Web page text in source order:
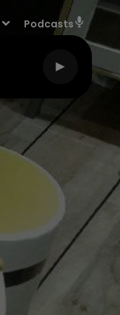
Podcasts